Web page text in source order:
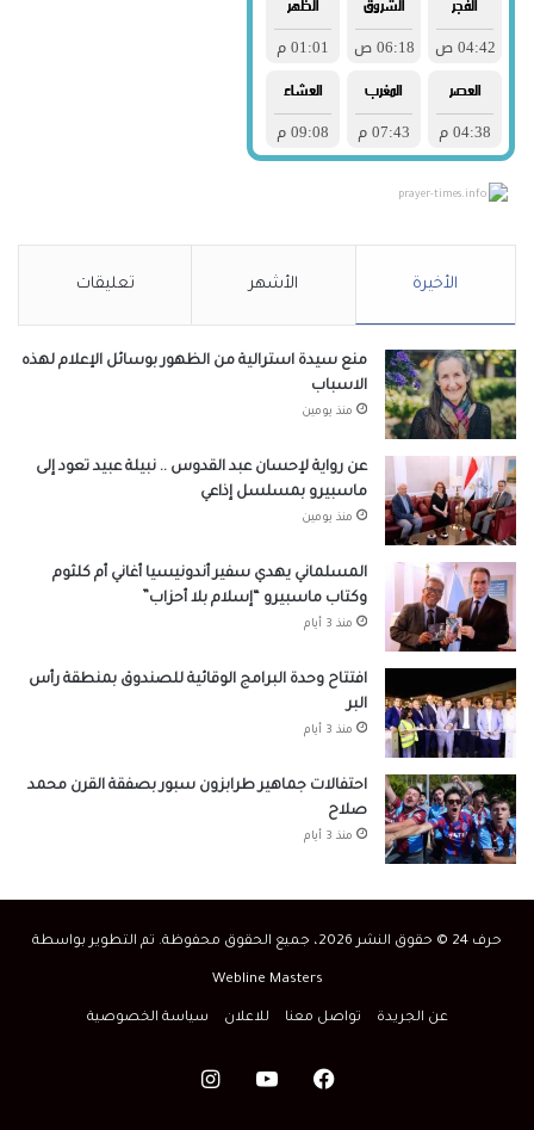
prayer-times.info
الأخيرة الأشهر تعليقات
منع سيدة استرالية من الظهور بوسائل الإعلام لهذه
الاسباب
منذ يومين
عن رواية لإحسان عبد القدوس .. نبيلة عبيد تعود إلى
ماسبيرو بمسلسل إذاعي
منذ يومين
المسلماني يهدي سفير أندونيسيا أغاني أم كلثوم
وكتاب ماسبيرو “إسلام بلا أحزاب”
منذ 3 أيام
افتتاح وحدة البرامج الوقائية للصندوق بمنطقة رأس
البر
منذ 3 أيام
احتفالات جماهير طرابزون سبور بصفقة القرن محمد
صلاح
منذ 3 أيام
حرف 24 © حقوق النشر 2026، جميع الحقوق محفوظة. تم التطوير بواسطة
Webline Masters
عن الجريدة تواصل معنا للاعلان سياسة الخصوصية
فيسبوك‫YouTubeانستقرام